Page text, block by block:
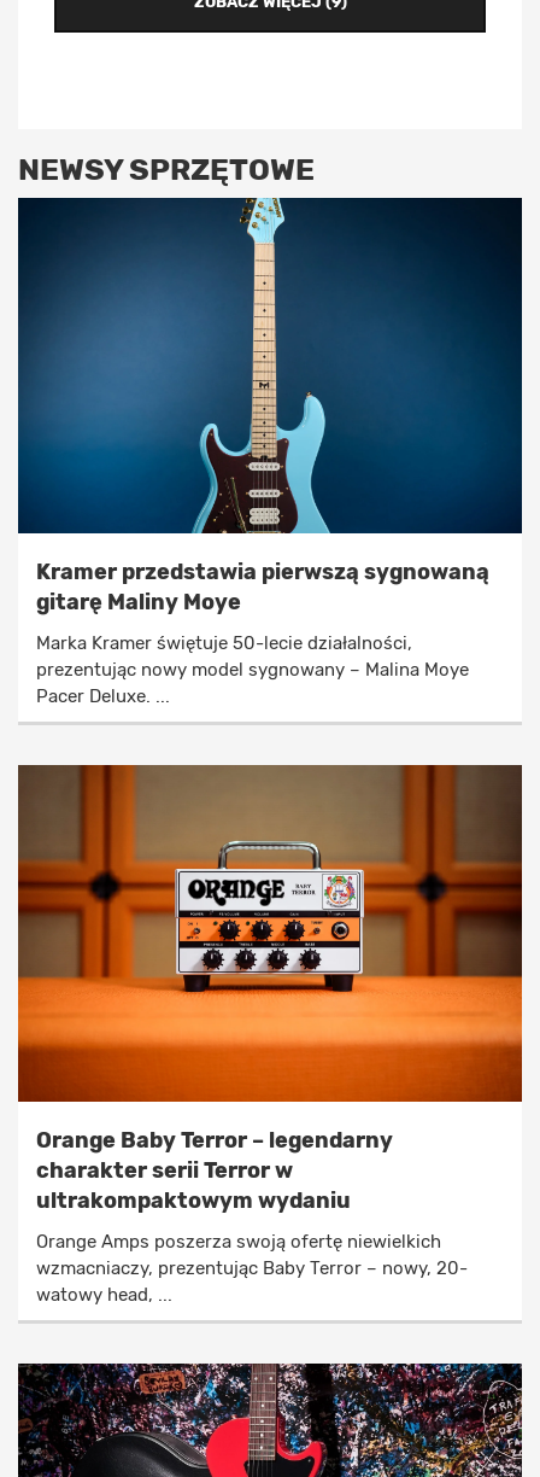
NEWSY SPRZĘTOWE
Kramer przedstawia pierwszą sygnowaną
gitarę Maliny Moye
Marka Kramer świętuje 50-lecie działalności,
prezentując nowy model sygnowany – Malina Moye
Pacer Deluxe. ...
Orange Baby Terror – legendarny
charakter serii Terror w
ultrakompaktowym wydaniu
Orange Amps poszerza swoją ofertę niewielkich
wzmacniaczy, prezentując Baby Terror – nowy, 20-
watowy head, ...